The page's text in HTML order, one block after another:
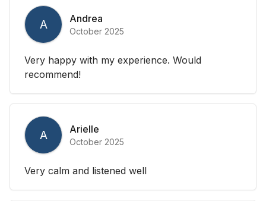
A Andrea
October 2025
Very happy with my experience. Would
recommend!
A Arielle
October 2025
Very calm and listened well